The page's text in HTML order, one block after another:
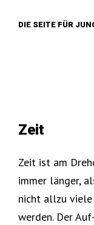
DIE SEITE FÜR
Zeit
Zeit ist am
immer länger,
nicht allzu viele
werden. Der